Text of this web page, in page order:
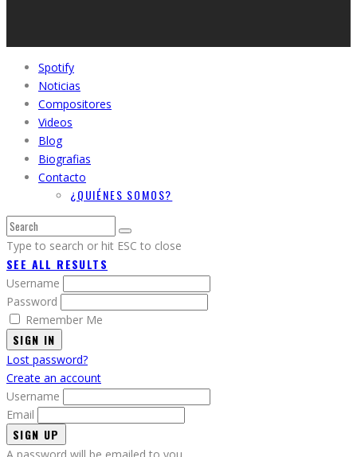
Spotify
Noticias
Compositores
Videos
Blog
Biografias
Contacto
¿QUIÉNES SOMOS?
Type to search or hit ESC to close
SEE ALL RESULTS
Username
Password
Remember Me
SIGN IN
Lost password?
Create an account
Username
Email